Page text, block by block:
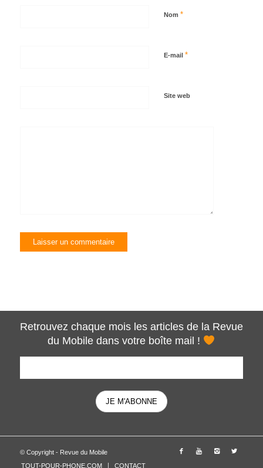
Nom *
E-mail *
Site web
Retrouvez chaque mois les articles de la Revue
du Mobile dans votre boîte mail !
© Copyright - Revue du Mobile
TOUT-POUR-PHONE.COM
CONTACT